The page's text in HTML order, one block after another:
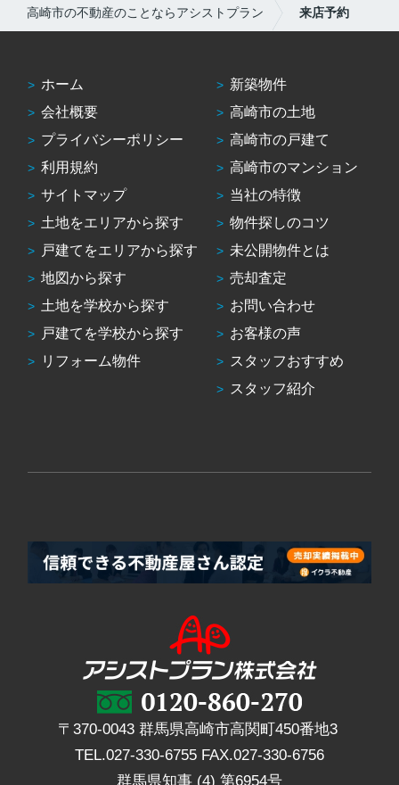
高崎市の不動産のことならアシストプラン 来店予約
ホーム
会社概要
プライバシーポリシー
利用規約
サイトマップ
土地をエリアから探す
戸建てをエリアから探す
地図から探す
土地を学校から探す
戸建てを学校から探す
リフォーム物件
新築物件
高崎市の土地
高崎市の戸建て
高崎市のマンション
当社の特徴
物件探しのコツ
未公開物件とは
売却査定
お問い合わせ
お客様の声
スタッフおすすめ
スタッフ紹介
〒370-0043 群馬県高崎市高関町450番地3
TEL.027-330-6755 FAX.027-330-6756
群馬県知事 (4) 第6954号